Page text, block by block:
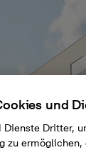
und
Dienste Dritter,
zu